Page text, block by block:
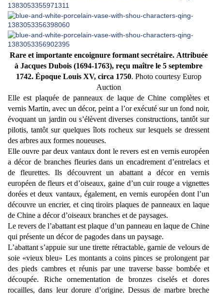
Rare et importante encoignure formant secrétaire. Attribuée
à Jacques Dubois (1694-1763), reçu maître le 5 septembre
1742. Époque Louis XV, circa 1750. Photo courtesy Europ
Auction
Elle est plaquée de panneaux de laque de Chine complètes et
vernis Martin, avec un décor, peint a l’or exécuté sur un fond noir,
évoquant un jardin ou s’élèvent diverses constructions, tantôt sur
pilotis, tantôt sur quelques îlots rocheux sur lesquels se dressent
des arbres aux formes noueuses.
Elle ouvre par deux vantaux dont le revers est en vernis européen
a décor de branches fleuries dans un encadrement d’entrelacs et
de fleurettes. Ils découvrent un abattant a décor en vernis
européen de fleurs et d’oiseaux, gaine d’un cuir rouge a vignettes
dorées et deux vantaux, également, en vernis européen dont l’un
découvre un encrier, et cinq tiroirs plaques de panneaux en laque
de Chine a décor d’oiseaux branches et de paysages.
Le revers de l’abattant est plaque d’un panneau en laque de Chine
qui présente un décor de pagodes dans un paysage.
L’abattant s’appuie sur une tirette rétractable, garnie de velours de
soie «vieux bleu» Les montants a coins pinces se prolongent par
des pieds cambres et réunis par une traverse basse bombée et
découpée. Riche ornementation de bronzes ciselés et dores
rocailles, dans leur dorure d’origine. Dessus de marbre breche